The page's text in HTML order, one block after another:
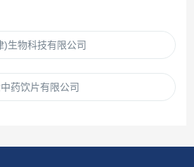
)生物科技有限公司
药饮片有限公司